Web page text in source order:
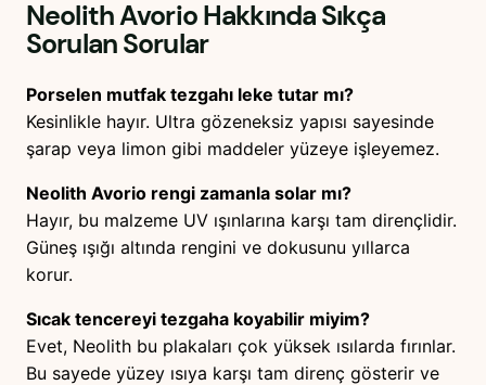
Neolith AvorioHakkında Sıkça
Sorulan Sorular
Porselen mutfak tezgahı leke tutar mı?
Kesinlikle hayır. Ultra gözeneksiz yapısı sayesinde
şarap veya limon gibi maddeler yüzeye işleyemez.
Neolith Avorio rengi zamanla solar mı?
Hayır, bu malzeme UV ışınlarına karşı tam dirençlidir.
Güneş ışığı altında rengini ve dokusunu yıllarca
korur.
Sıcak tencereyi tezgaha koyabilir miyim?
Evet, Neolith bu plakaları çok yüksek ısılarda fırınlar.
Bu sayede yüzey ısıya karşı tam direnç gösterir ve